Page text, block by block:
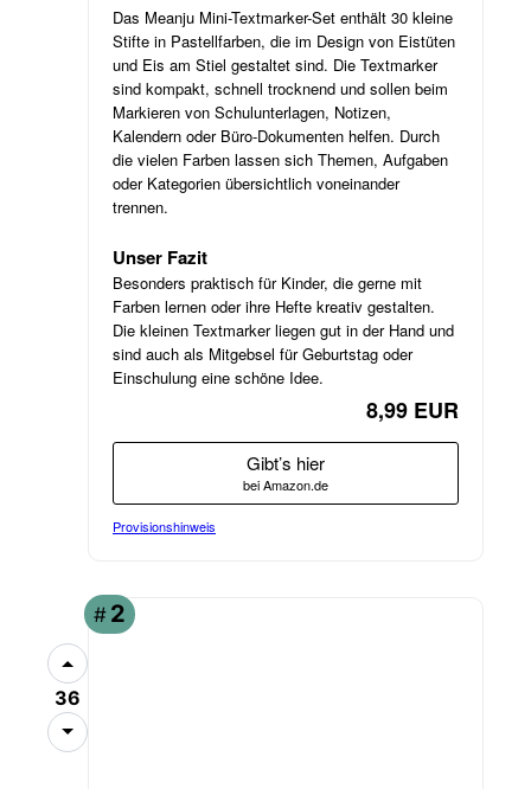
Das Meanju Mini-Textmarker-Set enthält 30 kleine
Stifte in Pastellfarben, die im Design von Eistüten
und Eis am Stiel gestaltet sind. Die Textmarker
sind kompakt, schnell trocknend und sollen beim
Markieren von Schulunterlagen, Notizen,
Kalendern oder Büro-Dokumenten helfen. Durch
die vielen Farben lassen sich Themen, Aufgaben
oder Kategorien übersichtlich voneinander
trennen.
Unser Fazit
Besonders praktisch für Kinder, die gerne mit
Farben lernen oder ihre Hefte kreativ gestalten.
Die kleinen Textmarker liegen gut in der Hand und
sind auch als Mitgebsel für Geburtstag oder
Einschulung eine schöne Idee.
8,99 EUR
Gibt’s hier
bei Amazon.de
Provisionshinweis
# 2
36